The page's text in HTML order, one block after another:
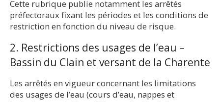
Cette rubrique publie notamment les arrêtés
préfectoraux fixant les périodes et les conditions de
restriction en fonction du niveau de risque.
2. Restrictions des usages de l’eau –
Bassin du Clain et versant de la Charente
Les arrêtés en vigueur concernant les limitations
des usages de l’eau (cours d’eau, nappes et